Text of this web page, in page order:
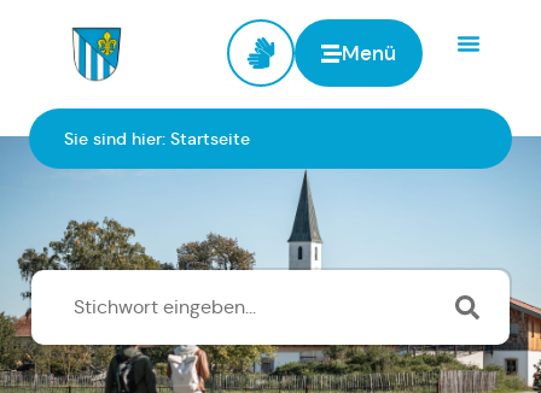
Menü
Sie sind hier: Startseite